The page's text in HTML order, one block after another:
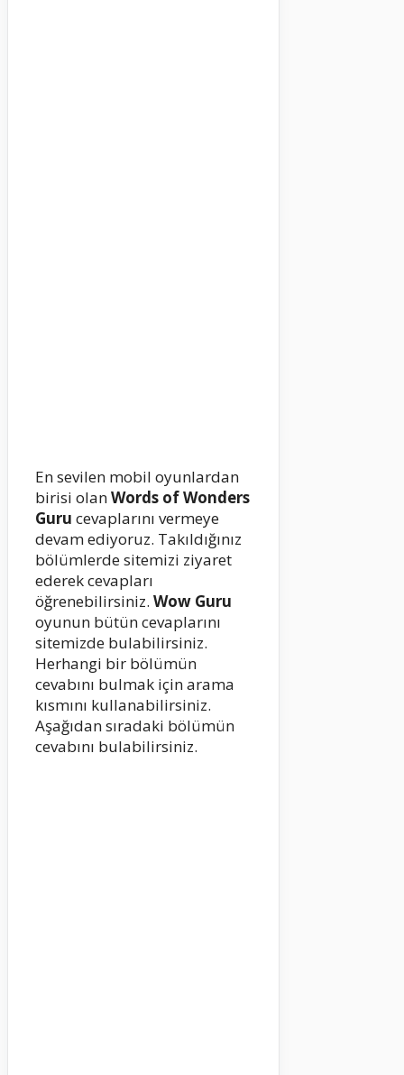
En sevilen mobil oyunlardan
birisi olanWords of Wonders
Guru cevaplarını vermeye
devam ediyoruz. Takıldığınız
bölümlerde sitemizi ziyaret
ederek cevapları
öğrenebilirsiniz. Wow Guru
oyunun bütün cevaplarını
sitemizde bulabilirsiniz.
Herhangi bir bölümün
cevabını bulmak için arama
kısmını kullanabilirsiniz.
Aşağıdan sıradaki bölümün
cevabını bulabilirsiniz.